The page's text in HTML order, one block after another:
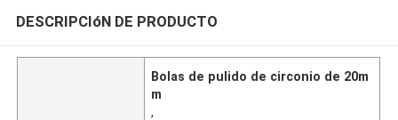
DESCRIPCIóN DE PRODUCTO
Bolas de pulido de circonio de 20m
m
,